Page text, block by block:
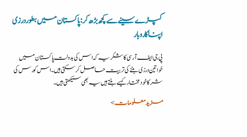
کپڑے سینے سے کچھ بڑھ کر: پاکستان میں بطور درزی
اپنا کاروبار
پی جی ایف آر سی کا شکریہ کہ اس کی بدولت پاکستان میں
خواتین درزی بننے کی تربیت حاصل کرسکتی ہیں۔ اس کورس کی
شرکا خودمختار کیسے بنتے ہیں یہ بھی سیکھتی ہیں۔
مزید معلومات >